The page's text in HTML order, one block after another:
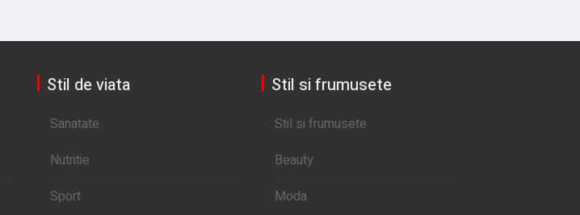
Stil de viata
Sanatate
Nutritie
Sport
Stil si frumusete
Stil si frumusete
Beauty
Moda